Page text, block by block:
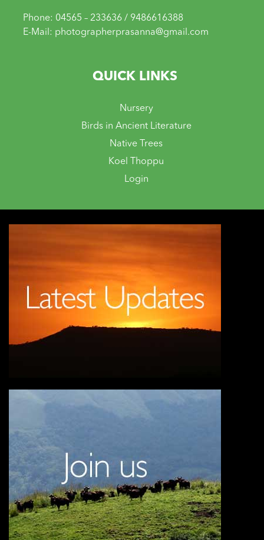
Phone: 04565 – 233636 / 9486616388
E-Mail: photographerprasanna@gmail.com
QUICK LINKS
Nursery
Birds in Ancient Literature
Native Trees
Koel Thoppu
Login